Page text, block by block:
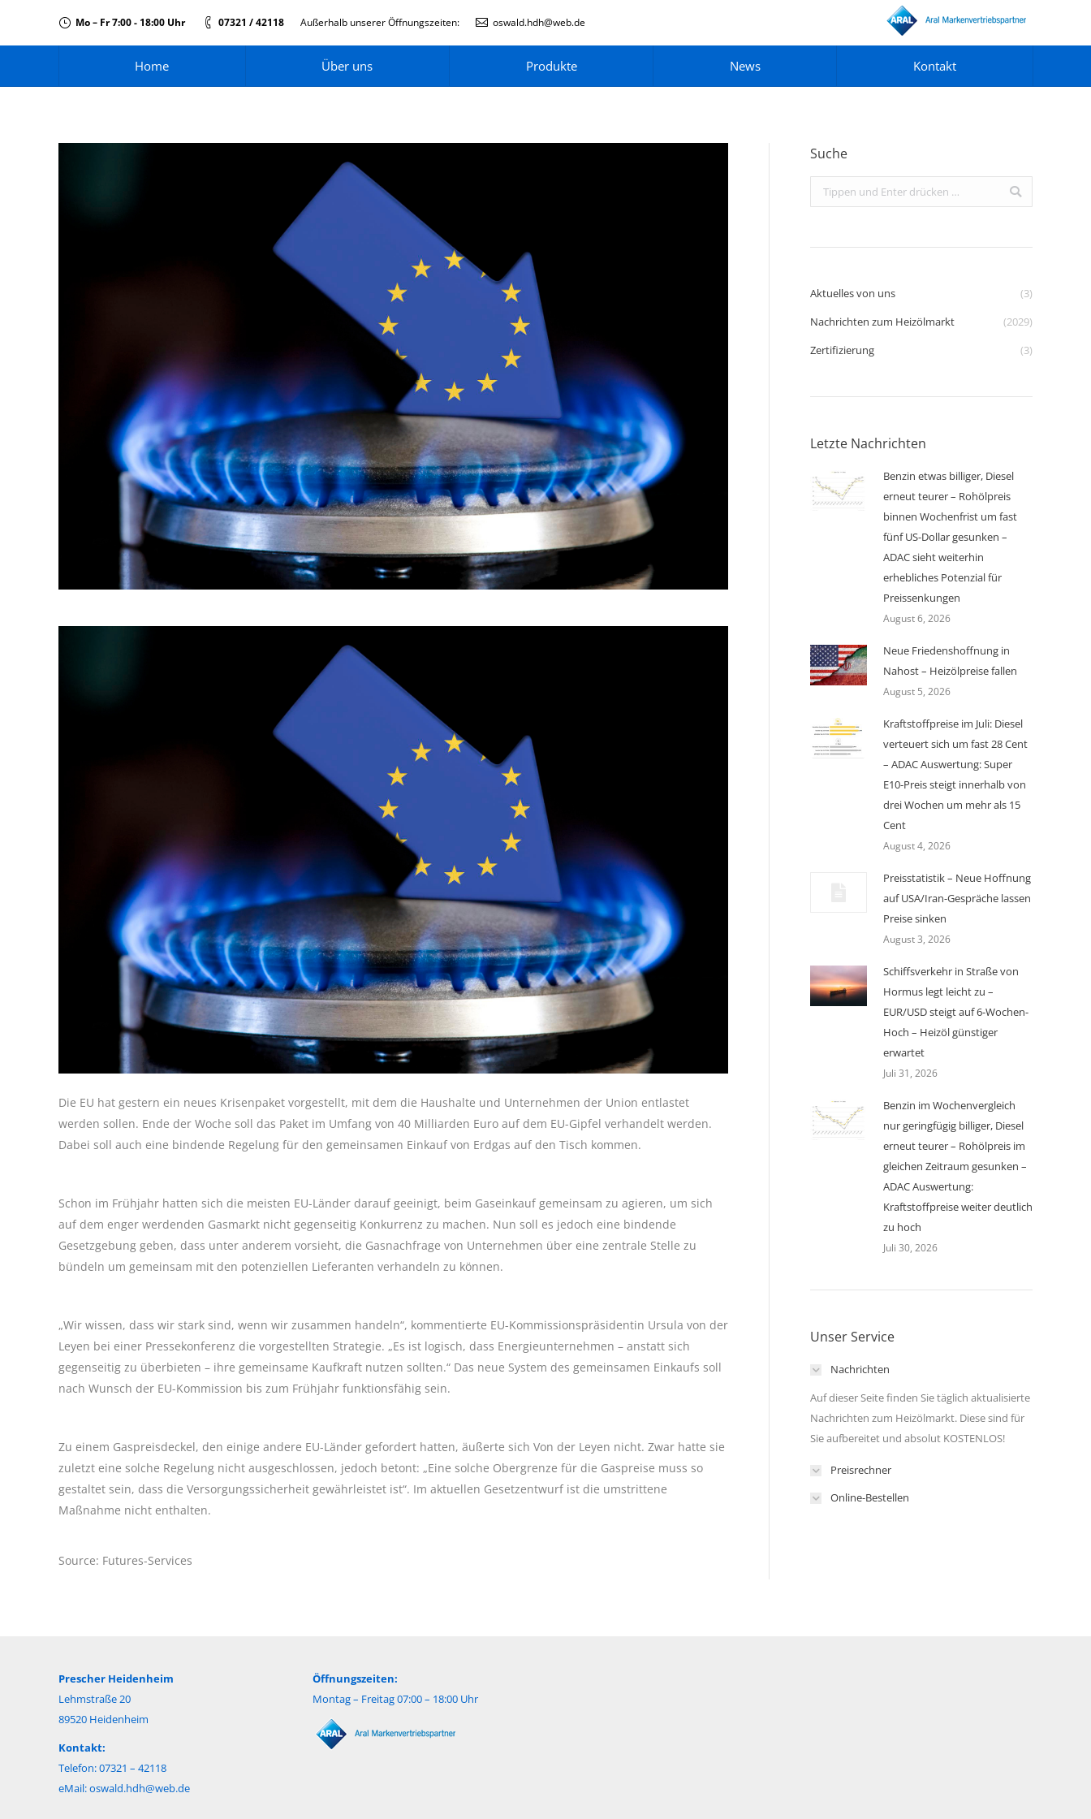
Mo – Fr 7:00 - 18:00 Uhr 07321 / 42118 Außerhalb unserer Öffnungszeiten: oswald.hdh@web.de
Home Über uns Produkte News Kontakt
Die EU hat gestern ein neues Krisenpaket vorgestellt, mit dem die Haushalte und Unternehmen der Union entlastet
werden sollen. Ende der Woche soll das Paket im Umfang von 40 Milliarden Euro auf dem EU-Gipfel verhandelt werden.
Dabei soll auch eine bindende Regelung für den gemeinsamen Einkauf von Erdgas auf den Tisch kommen.
Schon im Frühjahr hatten sich die meisten EU-Länder darauf geeinigt, beim Gaseinkauf gemeinsam zu agieren, um sich
auf dem enger werdenden Gasmarkt nicht gegenseitig Konkurrenz zu machen. Nun soll es jedoch eine bindende
Gesetzgebung geben, dass unter anderem vorsieht, die Gasnachfrage von Unternehmen über eine zentrale Stelle zu
bündeln um gemeinsam mit den potenziellen Lieferanten verhandeln zu können.
„Wir wissen, dass wir stark sind, wenn wir zusammen handeln“, kommentierte EU-Kommissionspräsidentin Ursula von der
Leyen bei einer Pressekonferenz die vorgestellten Strategie. „Es ist logisch, dass Energieunternehmen – anstatt sich
gegenseitig zu überbieten – ihre gemeinsame Kaufkraft nutzen sollten.“ Das neue System des gemeinsamen Einkaufs soll
nach Wunsch der EU-Kommission bis zum Frühjahr funktionsfähig sein.
Zu einem Gaspreisdeckel, den einige andere EU-Länder gefordert hatten, äußerte sich Von der Leyen nicht. Zwar hatte sie
zuletzt eine solche Regelung nicht ausgeschlossen, jedoch betont: „Eine solche Obergrenze für die Gaspreise muss so
gestaltet sein, dass die Versorgungssicherheit gewährleistet ist“. Im aktuellen Gesetzentwurf ist die umstrittene
Maßnahme nicht enthalten.
Source: Futures-Services
Suche
Search:
Aktuelles von uns
(3)
Nachrichten zum Heizölmarkt
(2029)
Zertifizierung
(3)
Letzte Nachrichten
Benzin etwas billiger, Diesel
erneut teurer – Rohölpreis
binnen Wochenfrist um fast
fünf US-Dollar gesunken –
ADAC sieht weiterhin
erhebliches Potenzial für
Preissenkungen
August 6, 2026
Neue Friedenshoffnung in
Nahost – Heizölpreise fallen
August 5, 2026
Kraftstoffpreise im Juli: Diesel
verteuert sich um fast 28 Cent
– ADAC Auswertung: Super
E10-Preis steigt innerhalb von
drei Wochen um mehr als 15
Cent
August 4, 2026
Preisstatistik – Neue Hoffnung
auf USA/Iran-Gespräche lassen
Preise sinken
August 3, 2026
Schiffsverkehr in Straße von
Hormus legt leicht zu –
EUR/USD steigt auf 6-Wochen-
Hoch – Heizöl günstiger
erwartet
Juli 31, 2026
Benzin im Wochenvergleich
nur geringfügig billiger, Diesel
erneut teurer – Rohölpreis im
gleichen Zeitraum gesunken –
ADAC Auswertung:
Kraftstoffpreise weiter deutlich
zu hoch
Juli 30, 2026
Unser Service
Nachrichten
Auf dieser Seite finden Sie täglich aktualisierte
Nachrichten zum Heizölmarkt. Diese sind für
Sie aufbereitet und absolut KOSTENLOS!
Preisrechner
Online-Bestellen
Prescher Heidenheim
Lehmstraße 20
89520 Heidenheim
Kontakt:
Telefon: 07321 – 42118
eMail:oswald.hdh@web.de
Öffnungszeiten:
Montag – Freitag 07:00 – 18:00 Uhr